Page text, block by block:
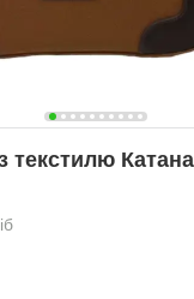
текстилю Катана